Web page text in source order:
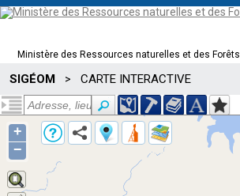
Ministère des Ressources naturelles et des Forêts
SIGÉOM > CARTE INTERACTIVE
+
−